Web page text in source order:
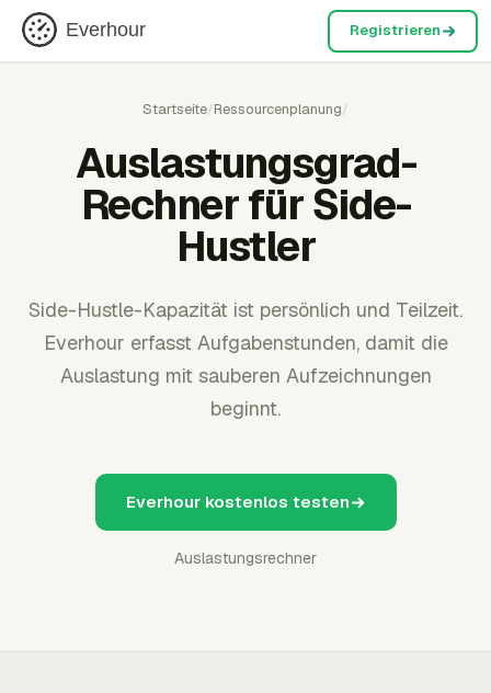
Everhour Registrieren
Startseite/Ressourcenplanung/
Auslastungsgrad-
Rechner für Side-
Hustler
Side-Hustle-Kapazität ist persönlich und Teilzeit.
Everhour erfasst Aufgabenstunden, damit die
Auslastung mit sauberen Aufzeichnungen
beginnt.
Everhour kostenlos testen
Auslastungsrechner